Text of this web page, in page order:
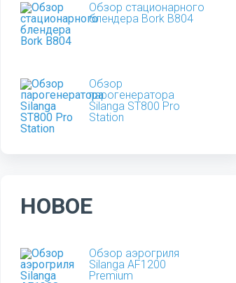
Обзор стационарного
блендера Bork B804
Обзор
парогенератора
Silanga ST800 Pro
Station
НОВОЕ
Обзор аэрогриля
Silanga AF1200
Premium